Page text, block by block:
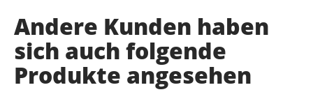
Andere Kunden haben
sich auch folgende
Produkte angesehen